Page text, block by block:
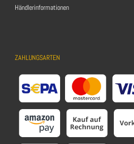
Händlerinformationen
ZAHLUNGSARTEN